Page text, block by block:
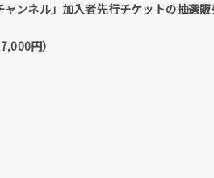
ンネル」加入者先行チケットの抽選販
円）